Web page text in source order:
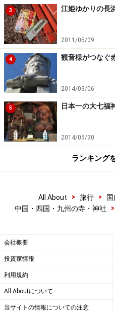
3 江姫ゆかりの長
2011/05/09
4 観音様がつなぐ
2014/03/06
5 日本一の大七
2014/05/30
ランキング
All About > 旅行 >
中国・四国・九州の寺・神社
>
会社概要
投資家情報
利用規約
All Aboutについて
当サイトの情報についての注意